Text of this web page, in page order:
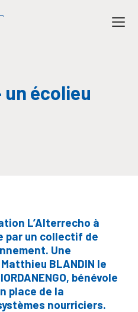
un écolieu
L’Alterrecho à
par un collectif de
Une
BLANDIN le
bénévole
place de la
nourriciers.